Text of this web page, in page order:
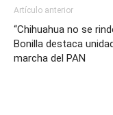
Artículo anterior
“Chihuahua no se
Bonilla destaca
marcha del PAN